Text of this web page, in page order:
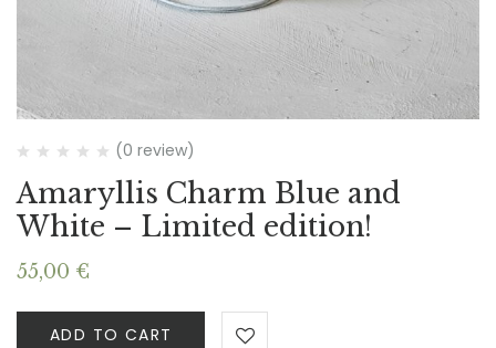
(0 review)
Amaryllis Charm Blue and
White – Limited edition!
55,00 €
ADD TO CART